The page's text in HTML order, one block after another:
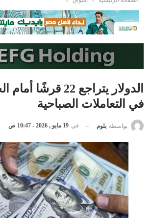
الدولار يتراجع 22
في التعاملات الصباحية
بواسطة بلوم في 19 مايو , 2026 - 10:47 ص